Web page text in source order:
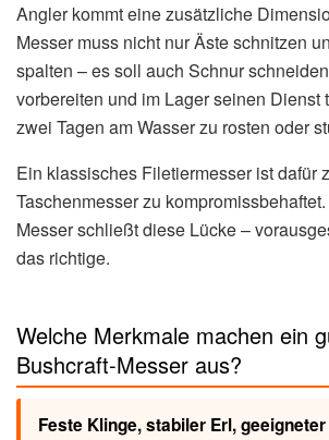
Angler kommt eine zusätzliche
Messer muss nicht nur Äste schnitzen
spalten – es soll auch Schnur
vorbereiten und im Lager seinen Dienst
zwei Tagen am Wasser zu rosten oder
Ein klassisches Filetiermesser ist dafür
Taschenmesser zu
Messer schließt diese Lücke –
das richtige.
Welche Merkmale machen ein
Bushcraft-Messer aus?
Feste Klinge, stabiler Erl,